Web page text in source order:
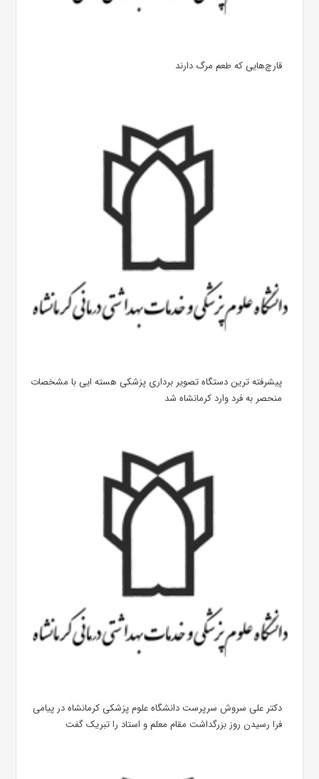
قارچ‌هایی که طعم مرگ دارند
پیشرفته ترین دستگاه تصویر برداری پزشکی هسته ایی با مشخصات
منحصر به فرد وارد کرمانشاه شد
دکتر علی سروش سرپرست دانشگاه علوم پزشکی کرمانشاه در پیامی
فرا رسیدن روز بزرگداشت مقام معلم و استاد را تبریک گفت